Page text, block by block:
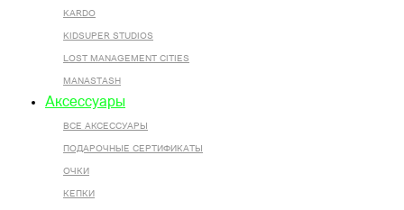
KARDO
KIDSUPER STUDIOS
LOST MANAGEMENT CITIES
MANASTASH
Аксессуары
ВСЕ AКСЕССУАРЫ
ПОДАРОЧНЫЕ СЕРТИФИКАТЫ
ОЧКИ
КЕПКИ